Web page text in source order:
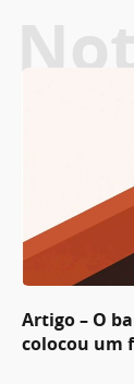
Artigo – O
colocou um